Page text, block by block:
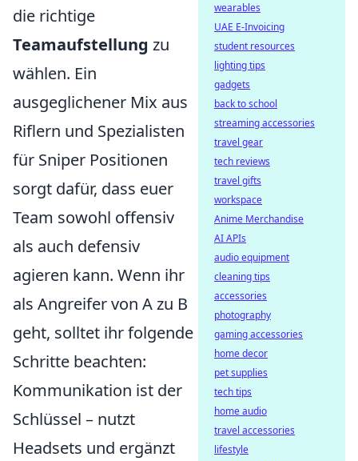
die richtige
Teamaufstellung zu
wählen. Ein
ausgeglichener Mix aus
Riflern und Spezialisten
für Sniper Positionen
sorgt dafür, dass euer
Team sowohl offensiv
als auch defensiv
agieren kann. Wenn ihr
als Angreifer von A zu B
geht, solltet ihr folgende
Schritte beachten:
Kommunikation ist der
Schlüssel – nutzt
Headsets und ergänzt
wearables
UAE E-Invoicing
student resources
lighting tips
gadgets
back to school
streaming accessories
travel gear
tech reviews
travel gifts
workspace
Anime Merchandise
AI APIs
audio equipment
cleaning tips
accessories
photography
gaming accessories
home decor
pet supplies
tech tips
home audio
travel accessories
lifestyle